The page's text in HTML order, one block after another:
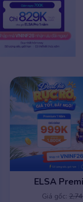
ELSA
Giá gốc: